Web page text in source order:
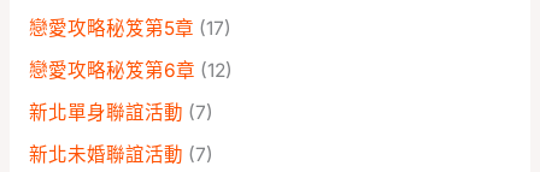
戀愛攻略秘笈第5章 (17)
戀愛攻略秘笈第6章 (12)
新北單身聯誼活動 (7)
新北未婚聯誼活動 (7)